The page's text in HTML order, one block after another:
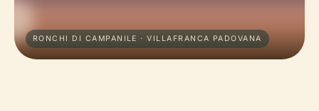
RONCHI DI CAMPANILE · VILLAFRANCA PADOVANA